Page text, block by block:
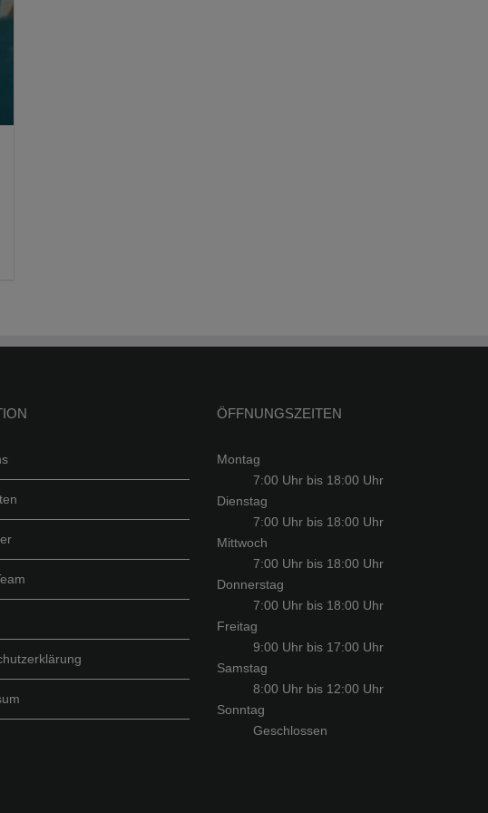
ÖFFNUNGSZEITEN
Montag
7:00 Uhr bis 18:00 Uhr
Dienstag
7:00 Uhr bis 18:00 Uhr
Mittwoch
7:00 Uhr bis 18:00 Uhr
Donnerstag
7:00 Uhr bis 18:00 Uhr
Freitag
9:00 Uhr bis 17:00 Uhr
Samstag
8:00 Uhr bis 12:00 Uhr
Sonntag
Geschlossen